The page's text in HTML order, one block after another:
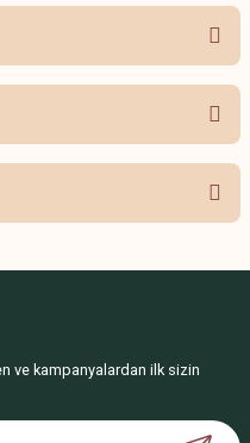
siz yapın!
ve kampanyalardan ilk sizin